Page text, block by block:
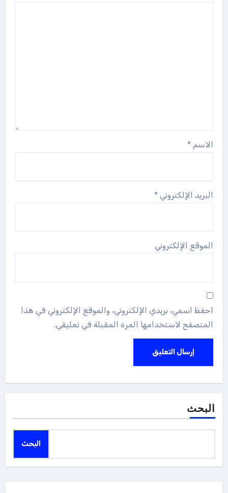
الاسم *
البريد الإلكتروني *
الموقع الإلكتروني
احفظ اسمي، بريدي الإلكتروني، والموقع الإلكتروني في هذا
المتصفح لاستخدامها المرة المقبلة في تعليقي.
البحث
البحث